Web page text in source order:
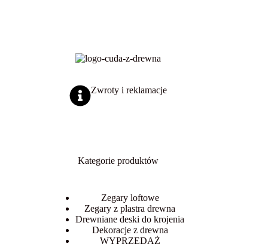
Zwroty i reklamacje
Kategorie produktów
Zegary loftowe
Zegary z plastra drewna
Drewniane deski do krojenia
Dekoracje z drewna
WYPRZEDAŻ